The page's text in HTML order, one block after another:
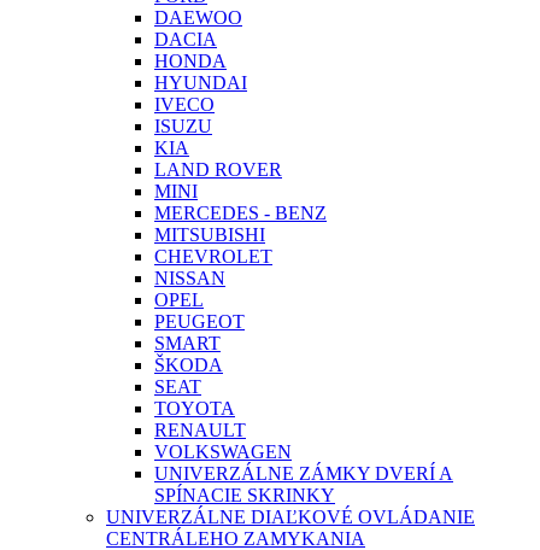
DAEWOO
DACIA
HONDA
HYUNDAI
IVECO
ISUZU
KIA
LAND ROVER
MINI
MERCEDES - BENZ
MITSUBISHI
CHEVROLET
NISSAN
OPEL
PEUGEOT
SMART
ŠKODA
SEAT
TOYOTA
RENAULT
VOLKSWAGEN
UNIVERZÁLNE ZÁMKY DVERÍ A
SPÍNACIE SKRINKY
UNIVERZÁLNE DIAĽKOVÉ OVLÁDANIE
CENTRÁLEHO ZAMYKANIA